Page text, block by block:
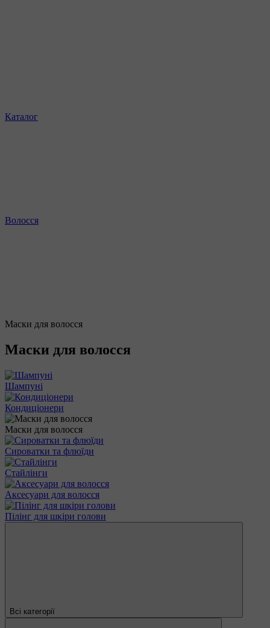
Каталог
Волосся
Маски для волосся
Маски для волосся
Шампуні
Кондиціонери
Маски для волосся
Сироватки та флюїди
Стайлінги
Аксесуари для волосся
Пілінг для шкіри голови
Всі категорії